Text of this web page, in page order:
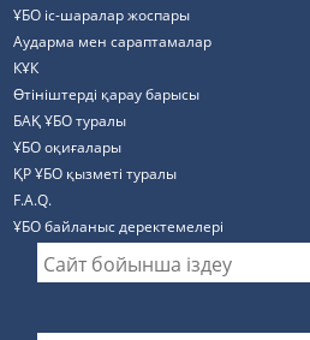
ҰБО іс-шаралар жоспары
Аударма мен сараптамалар
КҰК
Өтініштерді қарау барысы
БАҚ ҰБО туралы
ҰБО оқиғалары
ҚР ҰБО қызметі туралы
F.A.Q.
ҰБО байланыс деректемелерi